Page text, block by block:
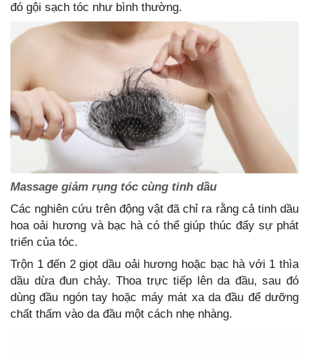
đó gội sạch tóc như bình thường.
Massage giảm rụng tóc cùng tinh dầu
Các nghiên cứu trên động vật đã chỉ ra rằng cả tinh dầu
hoa oải hương và bạc hà có thể giúp thúc đẩy sự phát
triển của tóc.
dầu dừa đun chảy. Thoa trực tiếp lên da đầu, sau đó
dùng đầu ngón tay hoặc máy mát xa da đầu để dưỡng
chất thấm vào da đầu một cách nhẹ nhàng.